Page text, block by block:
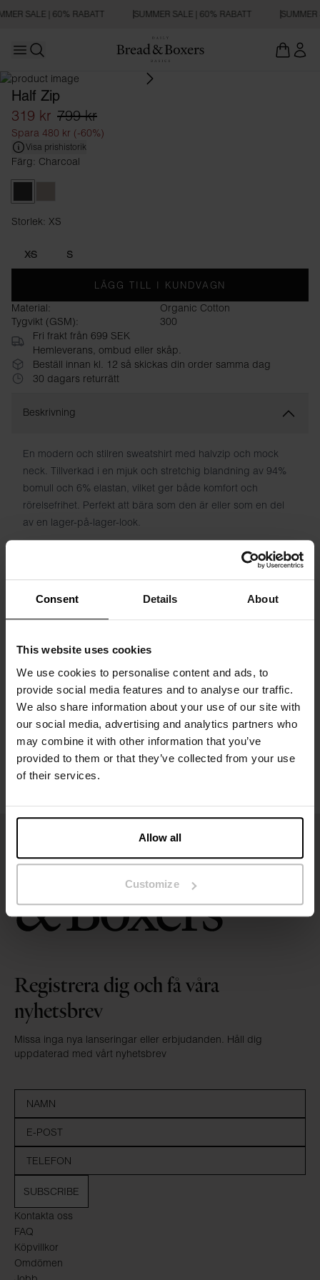
Consent Details About
This website uses cookies
We use cookies to personalise content and ads, to
provide social media features and to analyse our traffic.
We also share information about your use of our site with
our social media, advertising and analytics partners who
may combine it with other information that you’ve
provided to them or that they’ve collected from your use
of their services.
Allow all
Customize
SALE | 60% RABATT SUMMER SALE | 60% RABATT SUMMER
Open main menu
Half Zip
319 kr 799 kr
Spara 480 kr (-60%)
Visa prishistorik
Färg: Charcoal
Storlek: XS
XS S
LÄGG TILL I KUNDVAGN
Material:
Organic Cotton
Tygvikt (GSM):
300
Fri frakt från 699 SEK
Hemleverans, ombud eller skåp.
Beställ innan kl. 12 så skickas din order samma dag
30 dagars returrätt
Beskrivning
En modern och stilren sweatshirt med halvzip och mock
neck. Tillverkad i en mjuk och stretchig blandning av 94%
bomull och 6% elastan, vilket ger både komfort och
rörelsefrihet. Perfekt att bära som den är eller som en del
av en lager-på-lager-look.
Specifikation
Storleksguide
Tvättråd
Recensioner
Kontakta oss
FAQ
Köpvillkor
Omdömen
Registrera dig och få våra
nyhetsbrev
Missa inga nya lanseringar eller erbjudanden. Håll dig
uppdaterad med vårt nyhetsbrev
SUBSCRIBE